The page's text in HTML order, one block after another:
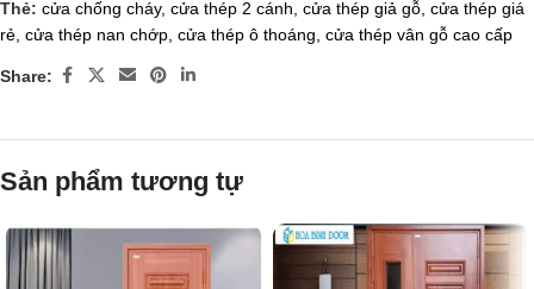
Thẻ: cửa chống cháy, cửa thép 2 cánh cửa thép giả gỗ cửa thép giá
rẻ cửa thép nan chớp cửa thép ô thoáng cửa thép vân gỗ cao cấp
Share:
Sản phẩm tương tự